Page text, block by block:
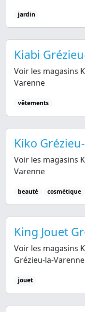
jardin
Kiabi
Voir les magasins
Varenne
vêtements
Kiko
Voir les magasins
Varenne
beauté cosmétique
King Jouet
Voir les magasins
Grézieu-la-Varenne
jouet